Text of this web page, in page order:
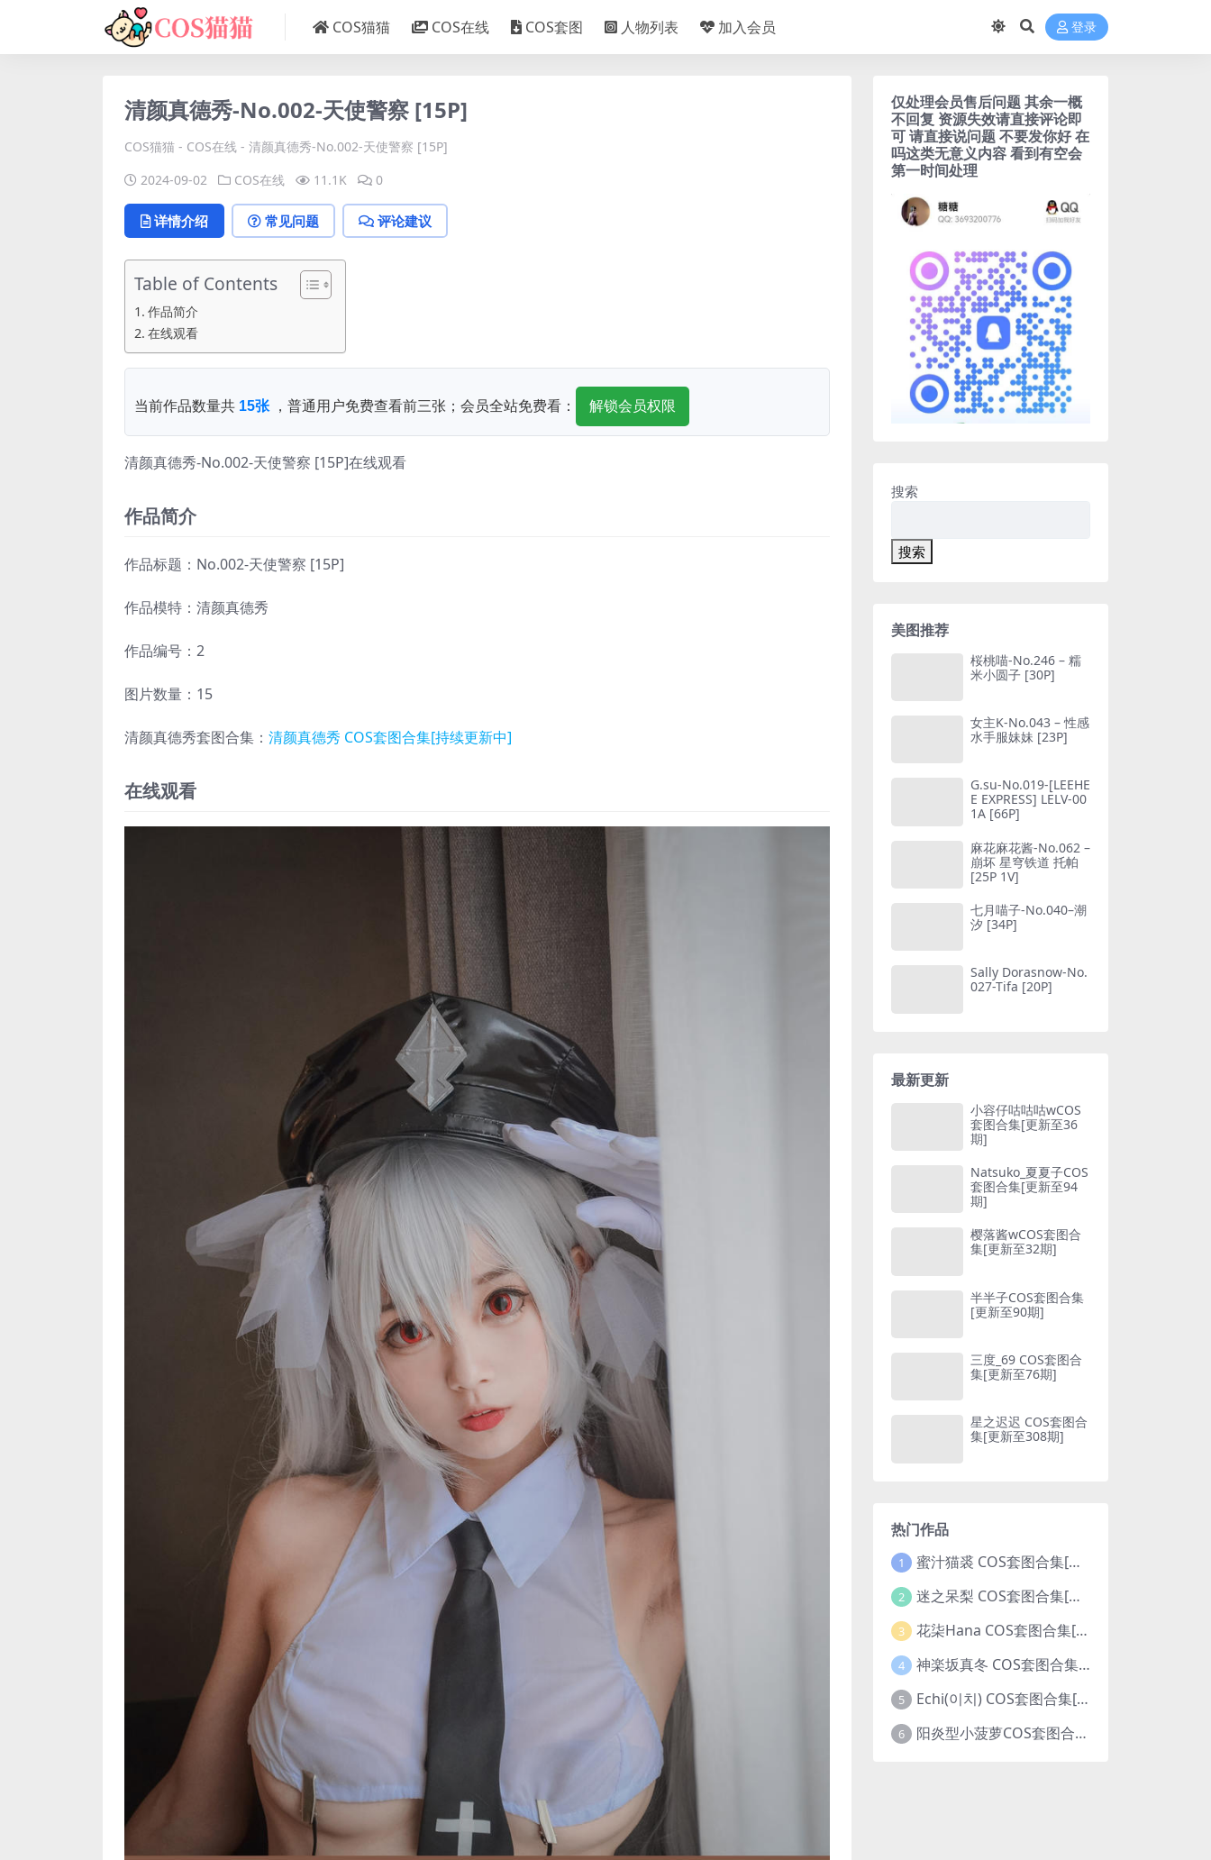
COS猫猫 COS在线 COS套图 人物列表 加入会员 登录
清颜真德秀-No.002-天使警察 [15P]
COS猫猫 - COS在线 - 清颜真德秀-No.002-天使警察 [15P]
2024-09-02
COS在线 11.1K 0
详情介绍 常见问题 评论建议
Table of Contents
作品简介
在线观看
当前作品数量共 15张 ，普通用户免费查看前三张；会员全站免费看： 解锁会员权限
清颜真德秀-No.002-天使警察 [15P]在线观看
作品简介
作品标题：No.002-天使警察 [15P]
作品模特：清颜真德秀
作品编号：2
图片数量：15
清颜真德秀套图合集： 清颜真德秀 COS套图合集[持续更新中]
在线观看
仅处理会员售后问题 其余一概
不回复 资源失效请直接评论即
可 请直接说问题 不要发你好 在
吗这类无意义内容 看到有空会
第一时间处理
搜索
搜索
美图推荐
桜桃喵-No.246 – 糯
米小圆子 [30P]
女主K-No.043 – 性感
水手服妹妹 [23P]
G.su-No.019-[LEEHE
E EXPRESS] LELV-00
1A [66P]
麻花麻花酱-No.062 –
崩坏 星穹铁道 托帕
[25P 1V]
七月喵子-No.040–潮
汐 [34P]
Sally Dorasnow-No.
027-Tifa [20P]
最新更新
小容仔咕咕咕wCOS
套图合集[更新至36
期]
Natsuko_夏夏子COS
套图合集[更新至94
期]
樱落酱wCOS套图合
集[更新至32期]
半半子COS套图合集
[更新至90期]
三度_69 COS套图合
集[更新至76期]
星之迟迟 COS套图合
集[更新至308期]
热门作品
1 蜜汁猫裘 COS套图合集[更新至125期]
2 迷之呆梨 COS套图合集[更新至74期]
3 花柒Hana COS套图合集[更新至42期]
4 神楽坂真冬 COS套图合集[更新至224期]
5 Echi(이치) COS套图合集[更新至4期]
6 阳炎型小菠萝COS套图合集[更新至7期]